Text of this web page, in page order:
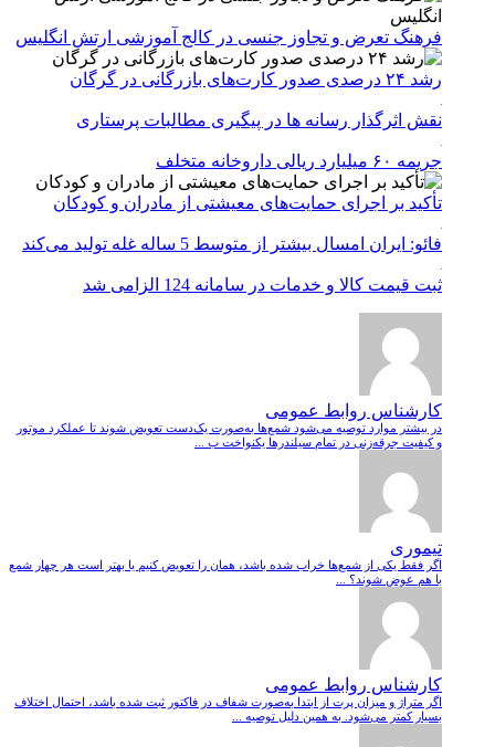
فرهنگ تعرض و تجاوز جنسی در کالج آموزشی ارتش انگلیس
رشد ۲۴ درصدی صدور کارت‌های بازرگانی در گرگان
نقش اثرگذار رسانه ها در پیگیری مطالبات پرستاری
جریمه ۶۰ میلیارد ریالی داروخانه متخلف
تأکید بر اجرای حمایت‌های معیشتی از مادران و کودکان
فائو: ایران امسال بیشتر از متوسط 5 ساله غله تولید می‌کند
ثبت قیمت کالا و خدمات در سامانه 124 الزامی شد
کارشناس روابط عمومی
در بیشتر موارد توصیه می‌شود شمع‌ها به‌صورت یک‌دست تعویض شوند تا عملکرد موتور
و کیفیت جرقه‌زنی در تمام سیلندرها یکنواخت ب ...
تیموری
اگر فقط یکی از شمع‌ها خراب شده باشد، همان را تعویض کنیم یا بهتر است هر چهار شمع
با هم عوض شوند؟ ...
کارشناس روابط عمومی
اگر متراژ و میزان پرت از ابتدا به‌صورت شفاف در فاکتور ثبت شده باشد، احتمال اختلاف
بسیار کمتر می‌شود. به همین دلیل توصیه ...